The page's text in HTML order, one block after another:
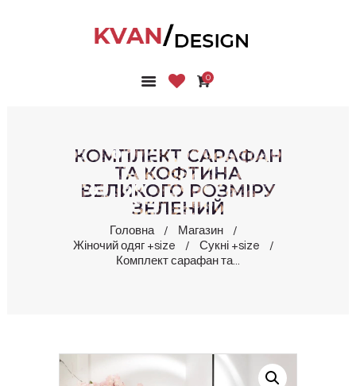
0
КОМПЛЕКТ САРАФАН
ТА КОФТИНА
ВЕЛИКОГО РОЗМІРУ
ЗЕЛЕНИЙ
Головна
Магазин
Жіночий одяг +size
Сукні +size
Комплект сарафан та...
ГОЛОВНА
ПРО НАС
БЛОГ
КОНТАКТИ
КАБІНЕТ